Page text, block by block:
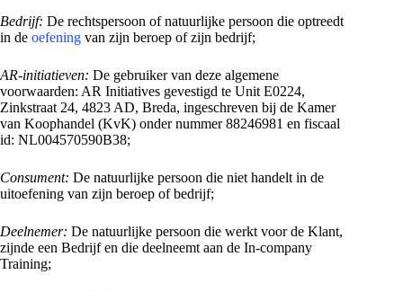
Bedrijf: De rechtspersoon of natuurlijke persoon die optreedt
in de oefening van zijn beroep of zijn bedrijf;
AR-initiatieven: De gebruiker van deze algemene
voorwaarden: AR Initiatives gevestigd te Unit E0224,
Zinkstraat 24, 4823 AD, Breda, ingeschreven bij de Kamer
van Koophandel (KvK) onder nummer 88246981 en fiscaal
id: NL004570590B38;
Consument: De natuurlijke persoon die niet handelt in de
uitoefening van zijn beroep of bedrijf;
Deelnemer: De natuurlijke persoon die werkt voor de Klant,
zijnde een Bedrijf en die deelneemt aan de In-company
Training;